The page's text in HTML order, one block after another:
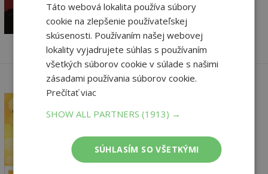
15,63€
Before (After 5)
Toddová Anna
Táto webová lokalita používa súbory
cookie na zlepšenie používateľskej
skúsenosti. Používaním našej webovej
lokality vyjadrujete súhlas s používaním
všetkých súborov cookie v súlade s našimi
zásadami používania súborov cookie.
Prečítať viac
SHOW ALL PARTNERS(1913) →
SÚHLASÍM SO VŠETKÝMI